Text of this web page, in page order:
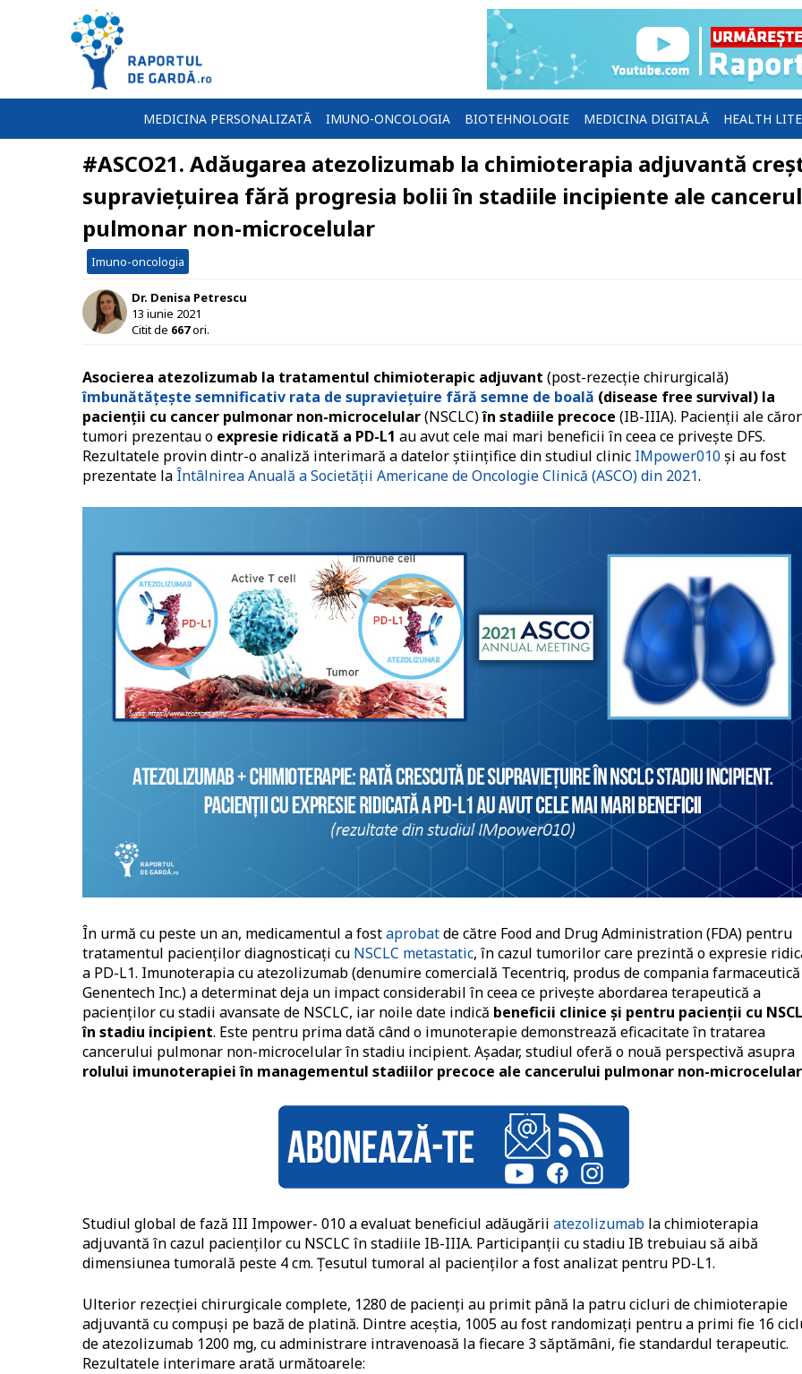
MEDICINA PERSONALIZATĂ IMUNO-ONCOLOGIA BIOTEHNOLOGIE MEDICINA DIGITALĂ HEALTH
#ASCO21. Adăugarea atezolizumab la chimioterapia adjuvantă
supraviețuirea fără progresia bolii în stadiile incipiente ale
pulmonar non-microcelular
Imuno-oncologia
Dr. Denisa Petrescu
13 iunie 2021
Citit de 667ori.
Asocierea atezolizumab la tratamentul chimioterapic adjuvant (post-rezecție chirurgicală)
îmbunătățește semnificativ rata de supraviețuire fără semne de boală (disease free survival) la
pacienții cu cancer pulmonar non-microcelular(NSCLC)în stadiile precoce (IB-IIIA). Pacienții ale căror
tumori prezentau o expresie ridicată a PD-L1 au avut cele mai mari beneficii în ceea ce privește DFS.
Rezultatele provin dintr-o analiză interimară a datelor științifice din studiul clinic IMpower010și au fost
prezentate laÎntâlnirea Anuală a Societății Americane de Oncologie Clinică (ASCO) din 2021.
În urmă cu peste un an, medicamentul a fostaprobatde către Food and Drug Administration (FDA) pentru
tratamentul pacienților diagnosticați cu NSCLC metastatic, în cazul tumorilor care prezintă o expresie
a PD-L1. Imunoterapia cu atezolizumab (denumire comercială Tecentriq, produs de compania farmaceutică
Genentech Inc.) a determinat deja un impact considerabil în ceea ce privește abordarea terapeutică a
pacienților cu stadii avansate de NSCLC, iar noile date indică beneficii clinice și pentru pacienții cu
în stadiu incipient. Este pentru prima dată când o imunoterapie demonstrează eficacitate în tratarea
cancerului pulmonar non-microcelular în stadiu incipient. Așadar, studiul oferă o nouă perspectivă asupra
rolului imunoterapiei în managementul stadiilor precoce ale cancerului pulmonar non-microcelular
Studiul global de fază III Impower- 010 a evaluat beneficiul adăugării atezolizumab la chimioterapia
adjuvantă în cazul pacienților cu NSCLC în stadiile IB-IIIA. Participanții cu stadiu IB trebuiau să aibă
dimensiunea tumorală peste 4 cm. Țesutul tumoral al pacienților a fost analizat pentru PD-L1.
Ulterior rezecției chirurgicale complete, 1280 de pacienți au primit până la patru cicluri de chimioterapie
adjuvantă cu compuși pe bază de platină. Dintre aceștia, 1005 au fost randomizați pentru a primi fie 16
de atezolizumab 1200 mg, cu administrare intravenoasă la fiecare 3 săptămâni, fie standardul terapeutic.
Rezultatele interimare arată următoarele: